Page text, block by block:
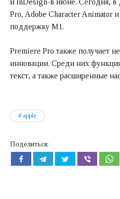
и InDesign-в июне. Сегодня, в
Pro, Adobe Character Animator
поддержку M1.
Premiere Pro также получает
инновации. Среди них
текст, а также расширенные
apple
Поделиться: